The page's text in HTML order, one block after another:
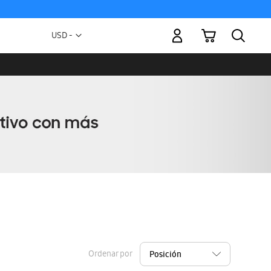
Moneda
USD -
Mi carrito
Ordenar por